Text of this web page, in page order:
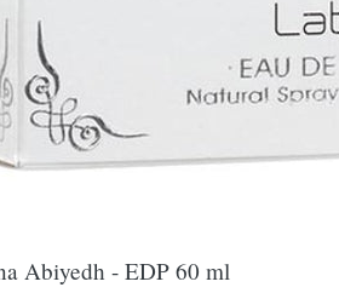
Abiyedh - EDP 60 ml